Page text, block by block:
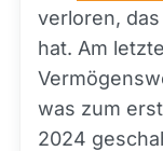
verloren,
hat. Am
was zum
2024